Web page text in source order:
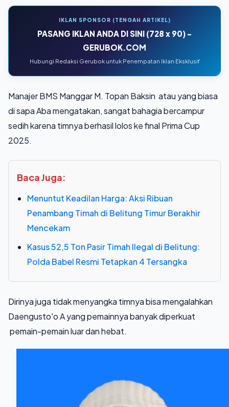
IKLAN SPONSOR (TENGAH ARTIKEL)
PASANG IKLAN ANDA DI SINI (728 x 90) -
GERUBOK.COM
Hubungi Redaksi Gerubok untuk Penempatan Iklan Eksklusif
Manajer BMS Manggar M. Topan Baksin atau yang biasa
di sapa Aba mengatakan, sangat bahagia bercampur
sedih karena timnya berhasil lolos ke final Prima Cup
2025.
Baca Juga:
Menuntut Keadilan Harga: Aksi Ribuan
Penambang Timah di Belitung Timur Berakhir
Mencekam
Kasus 52,5 Ton Pasir Timah Ilegal di Belitung:
Polda Babel Resmi Tetapkan 4 Tersangka
Dirinya juga tidak menyangka timnya bisa mengalahkan
Daengusto'o A yang pemainnya banyak diperkuat
pemain-pemain luar dan hebat.